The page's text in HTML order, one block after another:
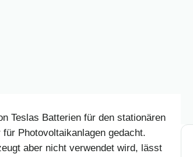
Teslas Batterien für den stationären
Photovoltaikanlagen gedacht.
aber nicht verwendet wird, lässt